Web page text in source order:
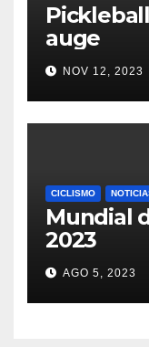
auge
NOV 12, 2023
CICLISMO
Mundial
2023
AGO 5, 2023